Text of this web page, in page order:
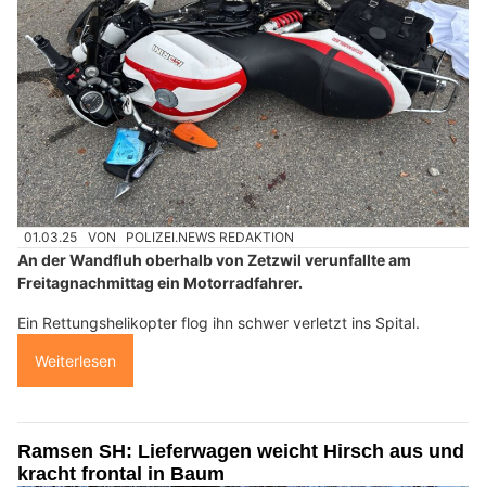
01.03.25 VON POLIZEI.NEWS REDAKTION
An der Wandfluh oberhalb von Zetzwil verunfallte am
Freitagnachmittag ein Motorradfahrer.
Ein Rettungshelikopter flog ihn schwer verletzt ins Spital.
Weiterlesen
Ramsen SH: Lieferwagen weicht Hirsch aus und
kracht frontal in Baum